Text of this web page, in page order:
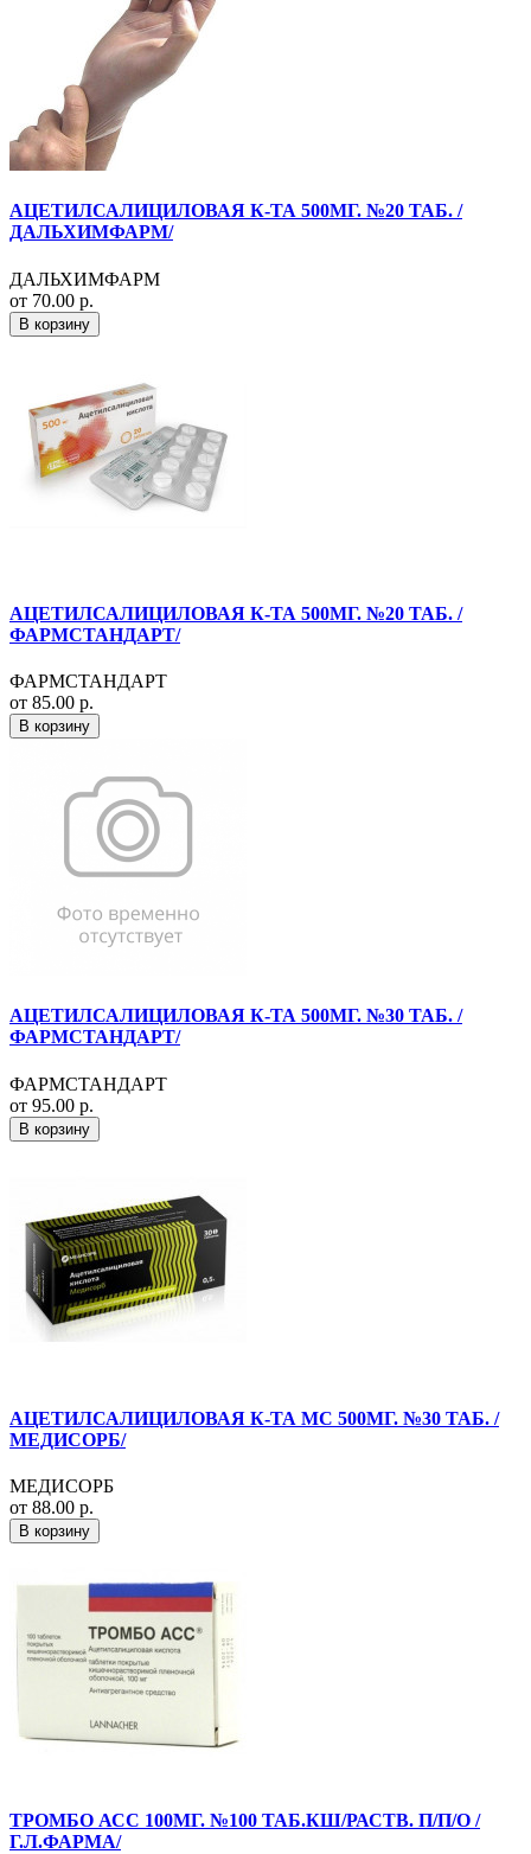
АЦЕТИЛСАЛИЦИЛОВАЯ К-ТА 500МГ. №20 ТАБ. /
ДАЛЬХИМФАРМ/
ДАЛЬХИМФАРМ
от 70.00 р.
В корзину
АЦЕТИЛСАЛИЦИЛОВАЯ К-ТА 500МГ. №20 ТАБ. /
ФАРМСТАНДАРТ/
ФАРМСТАНДАРТ
от 85.00 р.
В корзину
АЦЕТИЛСАЛИЦИЛОВАЯ К-ТА 500МГ. №30 ТАБ. /
ФАРМСТАНДАРТ/
ФАРМСТАНДАРТ
от 95.00 р.
В корзину
АЦЕТИЛСАЛИЦИЛОВАЯ К-ТА МС 500МГ. №30 ТАБ. /
МЕДИСОРБ/
МЕДИСОРБ
от 88.00 р.
В корзину
ТРОМБО АСС 100МГ. №100 ТАБ.КШ/РАСТВ. П/П/О /
Г.Л.ФАРМА/